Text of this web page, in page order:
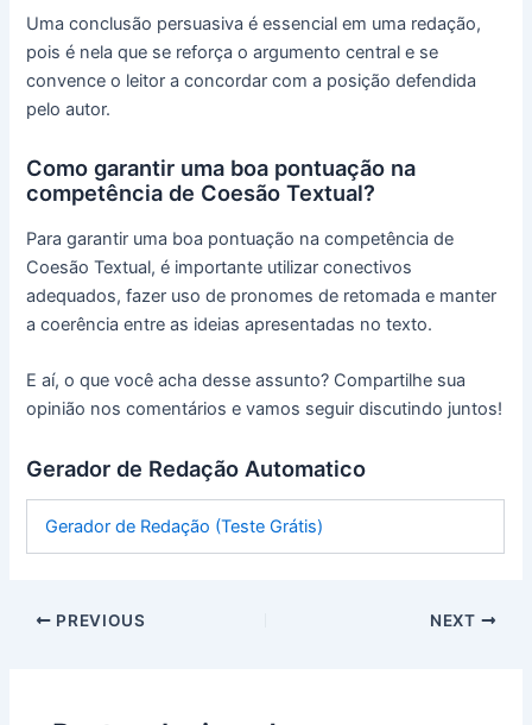
Uma conclusão persuasiva é essencial em uma redação,
pois é nela que se reforça o argumento central e se
convence o leitor a concordar com a posição defendida
pelo autor.
Como garantir uma boa pontuação na
competência de Coesão Textual?
Para garantir uma boa pontuação na competência de
Coesão Textual, é importante utilizar conectivos
adequados, fazer uso de pronomes de retomada e manter
a coerência entre as ideias apresentadas no texto.
E aí, o que você acha desse assunto? Compartilhe sua
opinião nos comentários e vamos seguir discutindo juntos!
Gerador de Redação Automatico
Gerador de Redação (Teste Grátis)
PREVIOUS NEXT